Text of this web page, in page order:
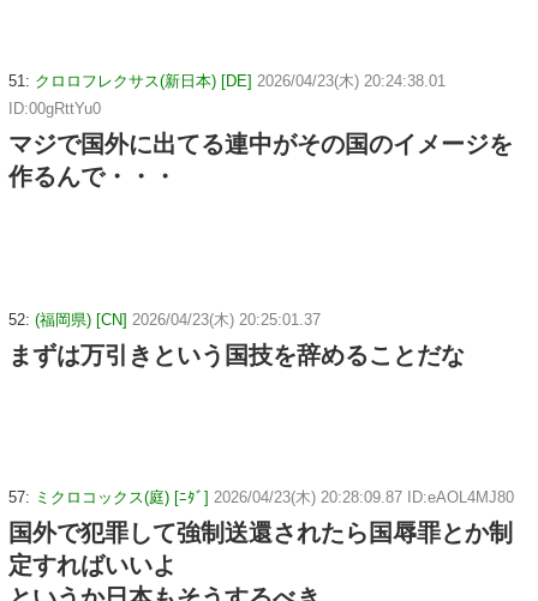
51: クロロフレクサス(新日本) [DE] 2026/04/23(木) 20:24:38.01
ID:00gRttYu0
マジで国外に出てる連中がその国のイメージを
作るんで・・・
52: (福岡県) [CN] 2026/04/23(木) 20:25:01.37
まずは万引きという国技を辞めることだな
57: ミクロコックス(庭) [ﾆﾀﾞ] 2026/04/23(木) 20:28:09.87 ID:eAOL4MJ80
国外で犯罪して強制送還されたら国辱罪とか制
定すればいいよ